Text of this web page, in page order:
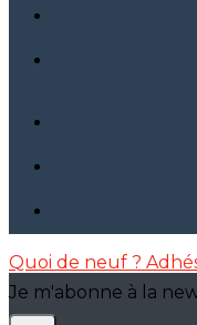
Quoi de neuf ?
Je m'abonne à la